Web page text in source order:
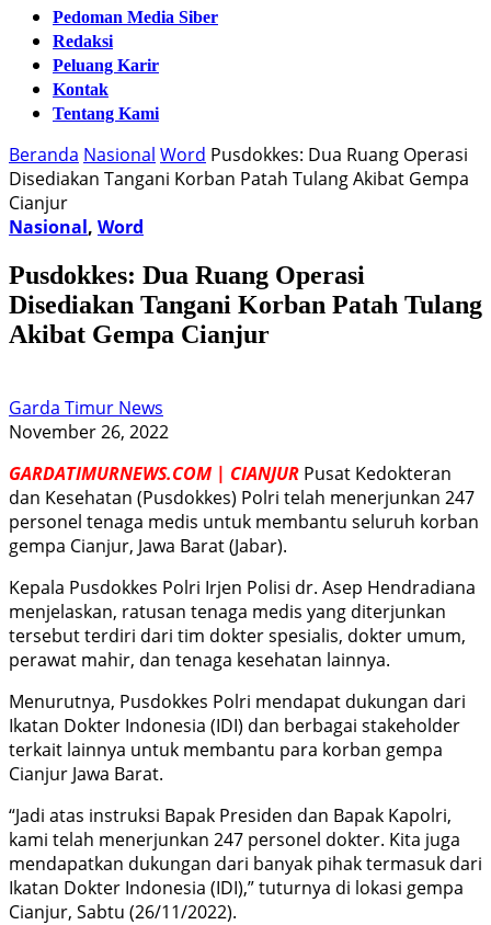
Pedoman Media Siber
Redaksi
Peluang Karir
Kontak
Tentang Kami
Beranda Nasional Word Pusdokkes: Dua Ruang Operasi
Disediakan Tangani Korban Patah Tulang Akibat Gempa
Cianjur
Nasional, Word
Pusdokkes: Dua Ruang Operasi
Disediakan Tangani Korban Patah Tulang
Akibat Gempa Cianjur
Garda Timur News
November 26, 2022
GARDATIMURNEWS.COM | CIANJUR Pusat Kedokteran
dan Kesehatan (Pusdokkes) Polri telah menerjunkan 247
personel tenaga medis untuk membantu seluruh korban
gempa Cianjur, Jawa Barat (Jabar).
Kepala Pusdokkes Polri Irjen Polisi dr. Asep Hendradiana
menjelaskan, ratusan tenaga medis yang diterjunkan
tersebut terdiri dari tim dokter spesialis, dokter umum,
perawat mahir, dan tenaga kesehatan lainnya.
Menurutnya, Pusdokkes Polri mendapat dukungan dari
Ikatan Dokter Indonesia (IDI) dan berbagai stakeholder
terkait lainnya untuk membantu para korban gempa
Cianjur Jawa Barat.
“Jadi atas instruksi Bapak Presiden dan Bapak Kapolri,
kami telah menerjunkan 247 personel dokter. Kita juga
mendapatkan dukungan dari banyak pihak termasuk dari
Ikatan Dokter Indonesia (IDI),” tuturnya di lokasi gempa
Cianjur, Sabtu (26/11/2022).